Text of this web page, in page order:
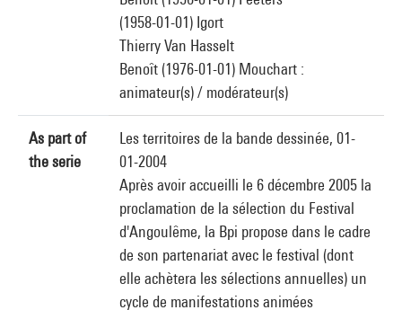
(1958-01-01) Igort
Thierry Van Hasselt
Benoît (1976-01-01) Mouchart :
animateur(s) / modérateur(s)
As part of
the serie
Les territoires de la bande dessinée, 01-
01-2004
Après avoir accueilli le 6 décembre 2005 la
proclamation de la sélection du Festival
d'Angoulême, la Bpi propose dans le cadre
de son partenariat avec le festival (dont
elle achètera les sélections annuelles) un
cycle de manifestations animées